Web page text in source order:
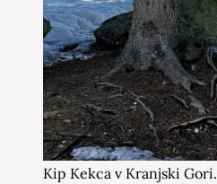
Kip Kekca v Kranjski Gori.